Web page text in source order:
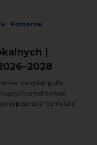
Pomorze
|
bezpłatny ✍️
zrealizować
poprzez formularz
lokalnych |